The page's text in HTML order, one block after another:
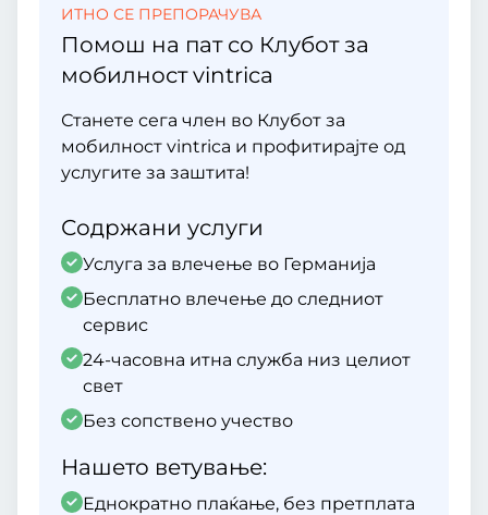
ИТНО СЕ ПРЕПОРАЧУВА
Помош на пат со Клубот за
мобилност vintrica
Станете сега член во Клубот за
мобилност vintrica и профитирајте од
услугите за заштита!
Содржани услуги
Услуга за влечење во Германија
Бесплатно влечење до следниот
сервис
24-часовна итна служба низ целиот
свет
Без сопствено учество
Нашето ветување:
Еднократно плаќање, без претплата